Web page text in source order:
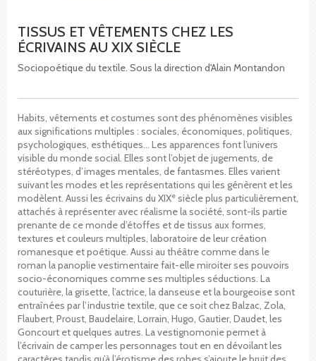
TISSUS ET VÊTEMENTS CHEZ LES
ÉCRIVAINS AU XIX SIÈCLE
Sociopoétique du textile. Sous la direction d'Alain Montandon
Habits, vêtements et costumes sont des phénomènes visibles
aux significations multiples : sociales, économiques, politiques,
psychologiques, esthétiques… Les apparences font l’univers
visible du monde social. Elles sont l’objet de jugements, de
stéréotypes, d’images mentales, de fantasmes. Elles varient
suivant les modes et les représentations qui les génèrent et les
modèlent. Aussi les écrivains du XIXe siècle plus particulièrement,
attachés à représenter avec réalisme la société, sont-ils partie
prenante de ce monde d’étoffes et de tissus aux formes,
textures et couleurs multiples, laboratoire de leur création
romanesque et poétique. Aussi au théâtre comme dans le
roman la panoplie vestimentaire fait-elle miroiter ses pouvoirs
socio-économiques comme ses multiples séductions. La
couturière, la grisette, l’actrice, la danseuse et la bourgeoise sont
entraînées par l’industrie textile, que ce soit chez Balzac, Zola,
Flaubert, Proust, Baudelaire, Lorrain, Hugo, Gautier, Daudet, les
Goncourt et quelques autres. La vestignomonie permet à
l’écrivain de camper les personnages tout en en dévoilant les